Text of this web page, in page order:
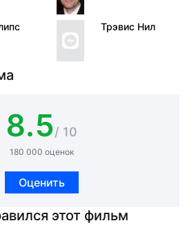
Трэвис Нил
8.5/ 10
180 000 оценок
Оценить
этот фильм